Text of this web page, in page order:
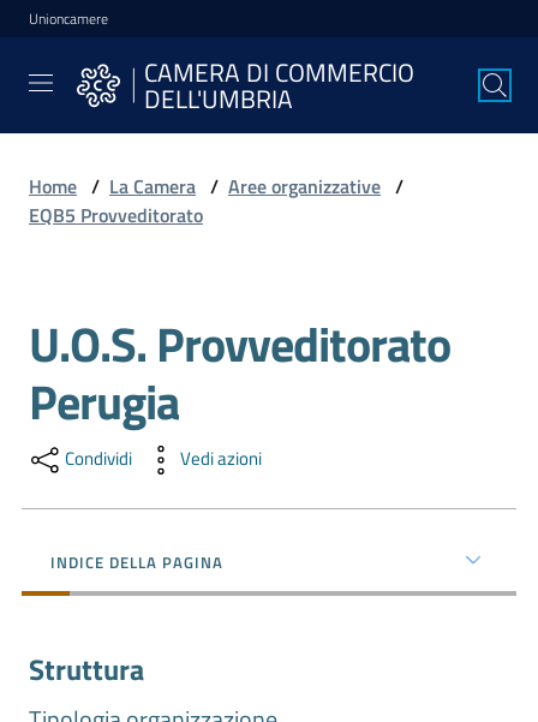
Vai al contenuto
Vai alla navigazione
Vai al footer
Unioncamere
CAMERA DI COMMERCIO
DELL'UMBRIA
CAMERA DI
COMMERCIO
DELL'UMBRIA
Avviare
l'Impresa
l'Impresa
e
Home / La Camera / Aree organizzative /
EQB5 Provveditorato
Salta al contenuto
U.O.S. Provveditorato
Perugia
Condividi Vedi azioni
INDICE DELLA PAGINA
Struttura